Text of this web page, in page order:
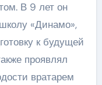
В 9 лет он
«Динамо»,
к будущей
проявлял
вратарем